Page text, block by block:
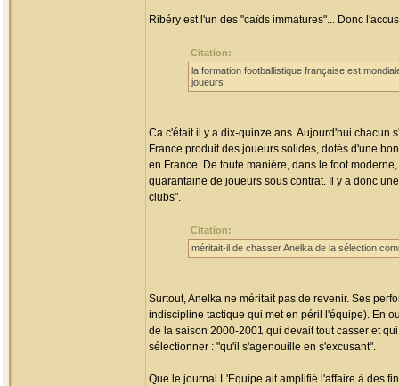
Ribéry est l'un des "caïds immatures"... Donc
Citation:
la formation footballistique française est
joueurs
Ca c'était il y a dix-quinze ans. Aujourd'hui chacun
France produit des joueurs solides, dotés d'une
en France. De toute manière, dans le foot
quarantaine de joueurs sous contrat. Il y a donc
clubs".
Citation:
méritait-il de chasser Anelka de la sélection
Surtout, Anelka ne méritait pas de revenir. Ses
indiscipline tactique qui met en péril l'équipe). En
de la saison 2000-2001 qui devait tout casser et
sélectionner : "qu'il s'agenouille en s'excusant".
Que le journal L'Equipe ait amplifié l'affaire à des